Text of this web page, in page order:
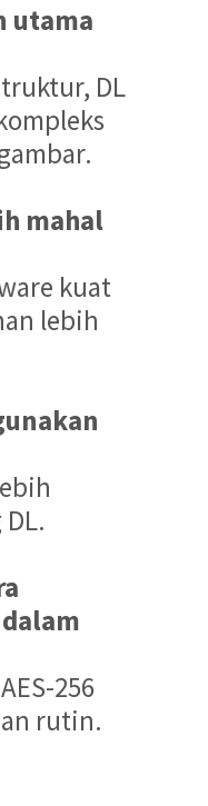
utama
DL
mahal
kuat
lebih
256
rutin.